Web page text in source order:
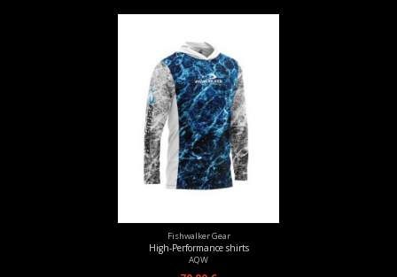
Fishwalker Gear
High-Performance shirts
AQW